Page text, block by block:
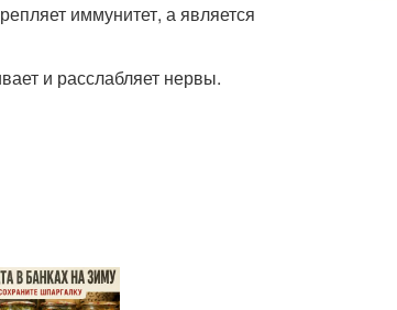
иммунитет, а является
и расслабляет нервы.